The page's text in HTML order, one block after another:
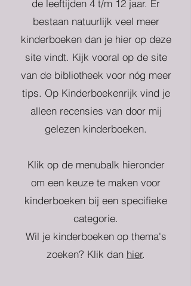
de leeftijden 4 t/m 12 jaar. Er
bestaan natuurlijk veel meer
kinderboeken dan je hier op deze
site vindt. Kijk vooral op de site
van de bibliotheek voor nóg meer
tips. Op Kinderboekenrijk vind je
alleen recensies van door mij
gelezen kinderboeken.
Klik op de menubalk hieronder
om een keuze te maken voor
kinderboeken bij een specifieke
categorie.
Wil je kinderboeken op thema's
zoeken? Klik dan hier.